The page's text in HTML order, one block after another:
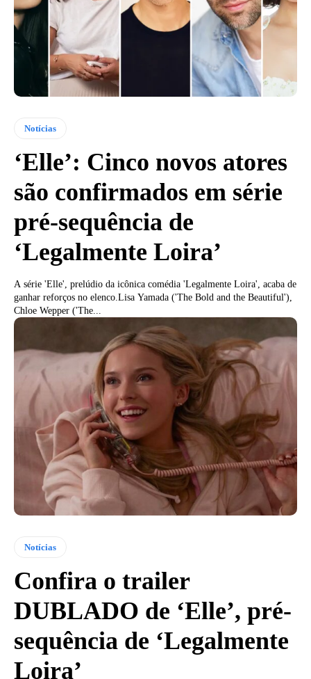
Notícias
‘Elle’: Cinco novos atores
são confirmados em série
pré-sequência de
‘Legalmente Loira’
A série 'Elle', prelúdio da icônica comédia 'Legalmente Loira', acaba de
ganhar reforços no elenco.Lisa Yamada ('The Bold and the Beautiful'),
Chloe Wepper ('The...
Notícias
Confira o trailer
DUBLADO de ‘Elle’, pré-
sequência de ‘Legalmente
Loira’